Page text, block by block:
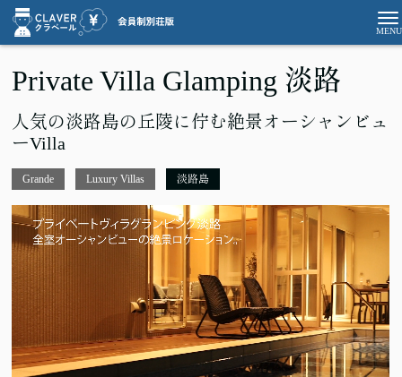
Private Villa Glamping 淡路
人気の淡路島の丘陵に佇む絶景オーシャンビュ
ーVilla
Grande Luxury Villas 淡路島